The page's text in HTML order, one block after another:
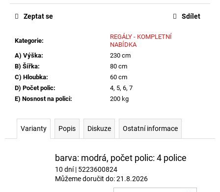
Měrná
Kategorie:
REGÁLY - KOMPLETNÍ
NABÍDKA
A) Výška:
230 cm
B) Šířka:
80 cm
C) Hloubka:
60 cm
D) Počet polic:
4, 5, 6, 7
E) Nosnost na polici: 200 kg
Zeptat se Sdílet
Varianty Popis Diskuze Ostatní informace
barva: modrá, počet polic: 4 police
10 dní| 5223600824
Můžeme doručit do:21.8.2026